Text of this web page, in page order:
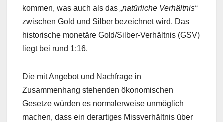
kommen, was auch als das „natürliche Verhältnis“
zwischen Gold und Silber bezeichnet wird. Das
historische monetäre Gold/Silber-Verhältnis (GSV)
liegt bei rund 1:16.
Die mit Angebot und Nachfrage in
Zusammenhang stehenden ökonomischen
Gesetze würden es normalerweise unmöglich
machen, dass ein derartiges Missverhältnis über